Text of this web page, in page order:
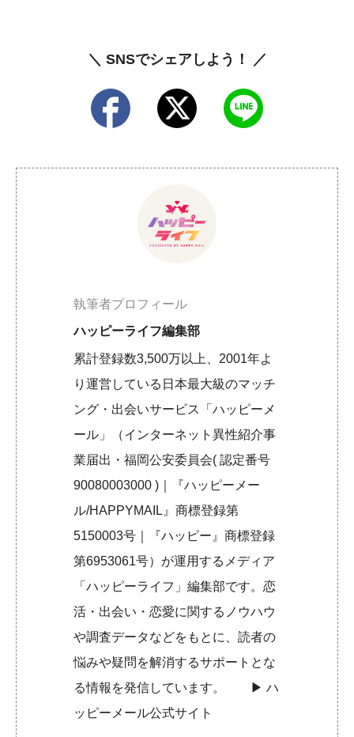
＼ SNSでシェアしよう！ ／
執筆者プロフィール
ハッピーライフ編集部
累計登録数3,500万以上、2001年よ
り運営している日本最大級のマッチ
ング・出会いサービス「ハッピーメ
ール」（インターネット異性紹介事
業届出・福岡公安委員会( 認定番号
90080003000 )｜『ハッピーメー
ル/HAPPYMAIL』商標登録第
5150003号｜『ハッピー』商標登録
第6953061号）が運用するメディア
「ハッピーライフ」編集部です。恋
活・出会い・恋愛に関するノウハウ
や調査データなどをもとに、読者の
悩みや疑問を解消するサポートとな
る情報を発信しています。 ▶︎ハ
ッピーメール公式サイト